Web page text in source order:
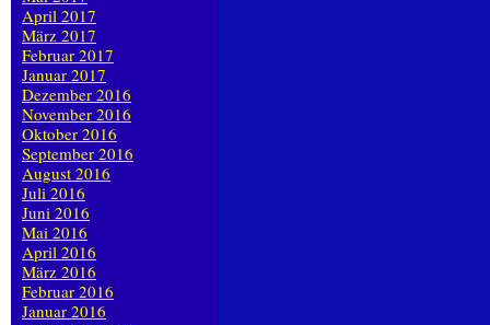
April 2017
März 2017
Februar 2017
Januar 2017
Dezember 2016
November 2016
Oktober 2016
September 2016
August 2016
Juli 2016
Juni 2016
Mai 2016
April 2016
März 2016
Februar 2016
Januar 2016